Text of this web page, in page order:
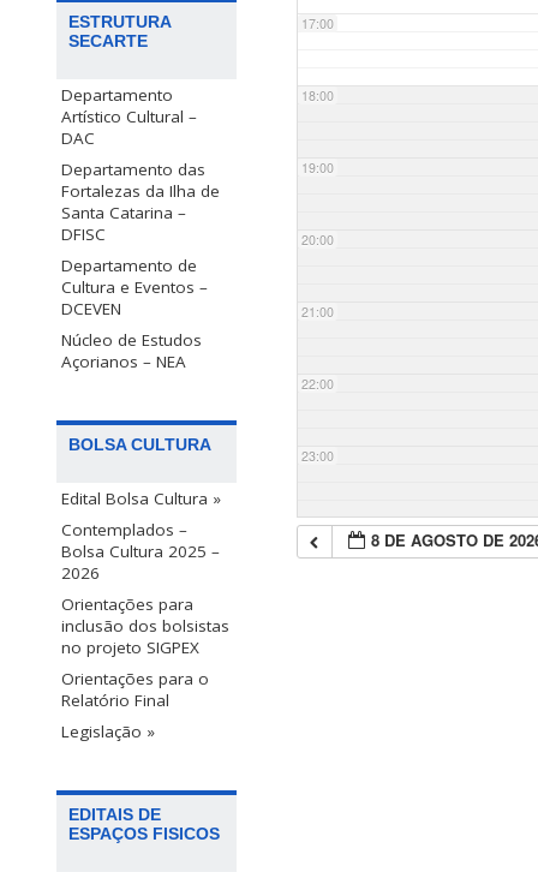
ESTRUTURA
SECARTE
Departamento
Artístico Cultural –
DAC
Departamento das
Fortalezas da Ilha de
Santa Catarina –
DFISC
Departamento de
Cultura e Eventos –
DCEVEN
Núcleo de Estudos
Açorianos – NEA
BOLSA CULTURA
Edital Bolsa Cultura »
Contemplados –
Bolsa Cultura 2025 –
2026
Orientações para
inclusão dos bolsistas
no projeto SIGPEX
Orientações para o
Relatório Final
Legislação »
EDITAIS DE
ESPAÇOS FISICOS
17:00
18:00
19:00
20:00
21:00
22:00
23:00
8 DE AGOSTO DE